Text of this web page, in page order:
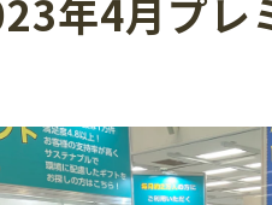
年4月プレ